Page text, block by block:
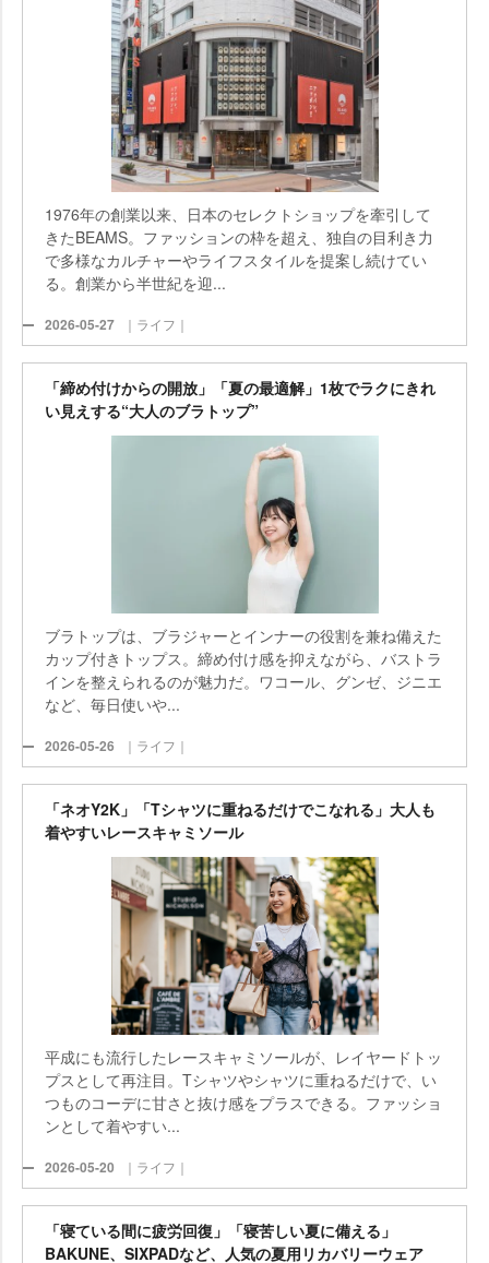
1976年の創業以来、日本のセレクトショップを牽引して
きたBEAMS。ファッションの枠を超え、独自の目利き力
で多様なカルチャーやライフスタイルを提案し続けてい
る。創業から半世紀を迎...
2026-05-27 ｜ライフ｜
「締め付けからの開放」「夏の最適解」1枚でラクにきれ
い見えする“大人のブラトップ”
ブラトップは、ブラジャーとインナーの役割を兼ね備えた
カップ付きトップス。締め付け感を抑えながら、バストラ
インを整えられるのが魅力だ。ワコール、グンゼ、ジニエ
など、毎日使いや...
2026-05-26 ｜ライフ｜
「ネオY2K」「Tシャツに重ねるだけでこなれる」大人も
着やすいレースキャミソール
平成にも流行したレースキャミソールが、レイヤードトッ
プスとして再注目。Tシャツやシャツに重ねるだけで、い
つものコーデに甘さと抜け感をプラスできる。ファッショ
ンとして着やすい...
2026-05-20 ｜ライフ｜
「寝ている間に疲労回復」「寝苦しい夏に備える」
BAKUNE、SIXPADなど、人気の夏用リカバリーウェア